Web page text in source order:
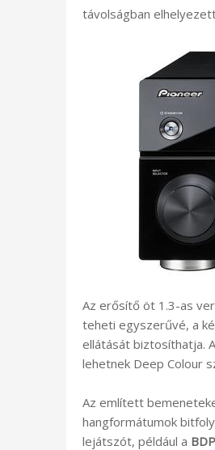
távolságban
Az erősítő öt 1.3-as
teheti egyszerűvé, a
ellátását biztosíthatja.
lehetnek Deep Colour
Az említett
hangformátumok
lejátszót, például a